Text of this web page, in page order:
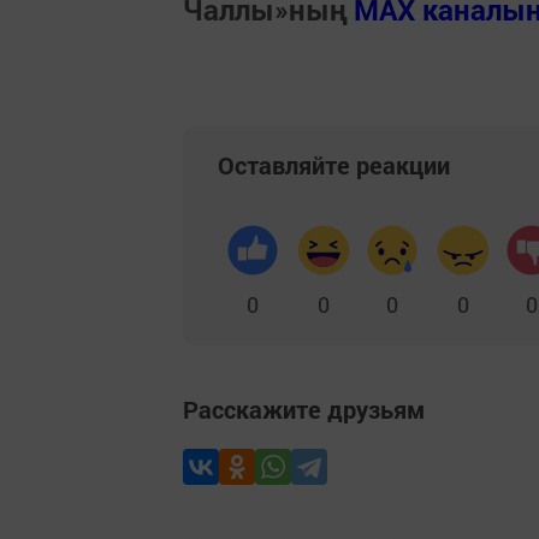
Чаллы»ның MAX
Оставляйте реакции
0 0 0 0 0
Расскажите друзьям